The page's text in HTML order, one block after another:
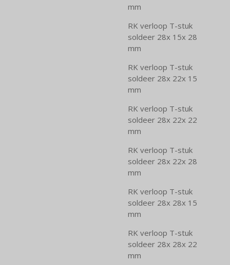
mm
RK verloop T-stuk
soldeer 28x 15x 28
mm
RK verloop T-stuk
soldeer 28x 22x 15
mm
RK verloop T-stuk
soldeer 28x 22x 22
mm
RK verloop T-stuk
soldeer 28x 22x 28
mm
RK verloop T-stuk
soldeer 28x 28x 15
mm
RK verloop T-stuk
soldeer 28x 28x 22
mm